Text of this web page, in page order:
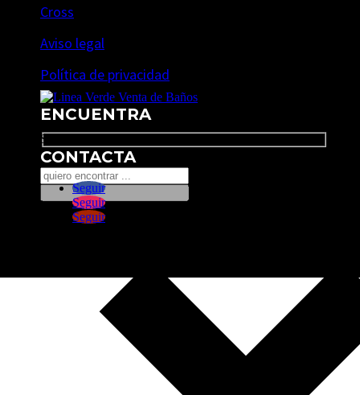
Cross
Aviso legal
Política de privacidad
ENCUENTRA
Search
CONTACTA
Seguir
Seguir
Seguir